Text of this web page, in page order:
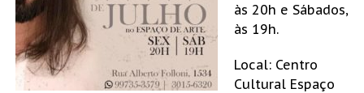
às 20h e Sábados,
às 19h.
Local: Centro
Cultural Espaço